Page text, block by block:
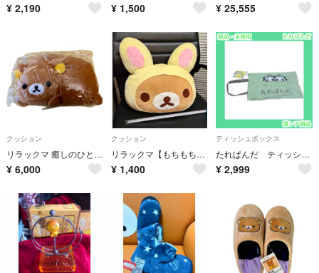
¥ 2,190 ¥ 1,500 ¥ 25,555
クッション
リラックマ 癒しのひと時用リラックスクッション 約45cm
¥ 6,000
クッション
リラックマ【もちもちクッション】
¥ 1,400
ティッシュボックス
たれぱんだ ティッシュケースカバー サンエックス 黄緑 エメラルドグリーンパンダ
¥ 2,999